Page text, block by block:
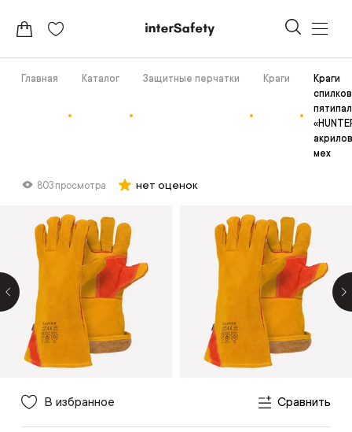
Главная Каталог Защитные перчатки Краги
Краги
мех
803 просмотра нет оценок
В избранное Сравнить